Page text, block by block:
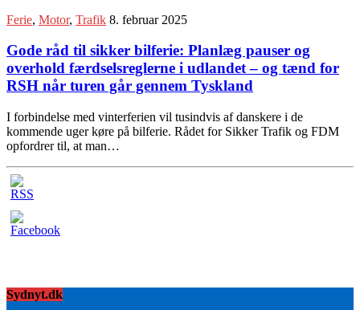
Ferie, Motor, Trafik 8. februar 2025
Gode råd til sikker bilferie: Planlæg pauser og
overhold færdselsreglerne i udlandet – og tænd for
RSH når turen går gennem Tyskland
I forbindelse med vinterferien vil tusindvis af danskere i de
kommende uger køre på bilferie. Rådet for Sikker Trafik og FDM
opfordrer til, at man…
Sydnyt.dk